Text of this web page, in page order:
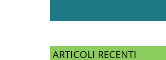
ARTICOLI RECENTI